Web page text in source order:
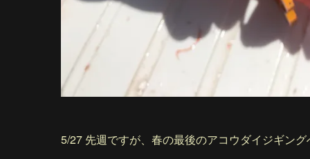
5/27 先週ですが、春の最後のアコウダイジギン